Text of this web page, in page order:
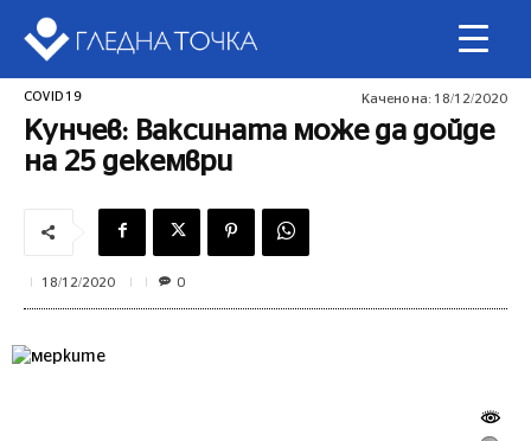
COVID 19 Качено на: 18/12/2020
Кунчев: Ваксината може да дойде
на 25 декември
18/12/2020 0